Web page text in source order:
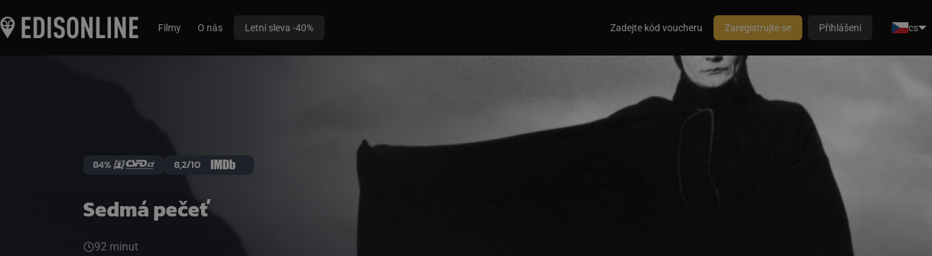
Filmy O nás Letní sleva -40% Zadejte kód voucheru Zaregistrujte se Přihlášení cs
Sedmá pečeť
84% 8,2/10
92 minut